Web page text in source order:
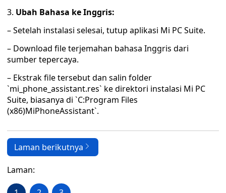
3. Ubah Bahasa ke Inggris:
– Setelah instalasi selesai, tutup aplikasi Mi PC Suite.
– Download file terjemahan bahasa Inggris dari
sumber tepercaya.
– Ekstrak file tersebut dan salin folder
`mi_phone_assistant.res` ke direktori instalasi Mi PC
Suite, biasanya di `C:Program Files
(x86)MiPhoneAssistant`.
Laman berikutnya
Laman: